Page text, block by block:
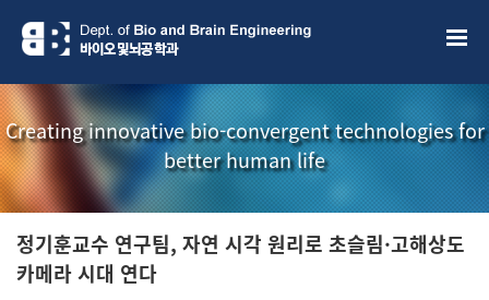
Creating innovative bio-convergent technologies for
better human life
정기훈교수 연구팀, 자연 시각 원리로 초슬림·고해상도
카메라 시대 연다